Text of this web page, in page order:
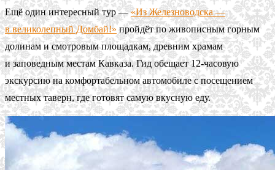
Ещё один интересный тур —«Из Железноводска —
в великолепный Домбай!» пройдёт по живописным горным
долинам и смотровым площадкам, древним храмам
и заповедным местам Кавказа. Гид обещает 12-часовую
экскурсию на комфортабельном автомобиле с посещением
местных таверн, где готовят самую вкусную еду.